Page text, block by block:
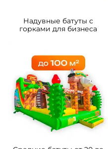
Надувные батуты с
горками для бизнеса